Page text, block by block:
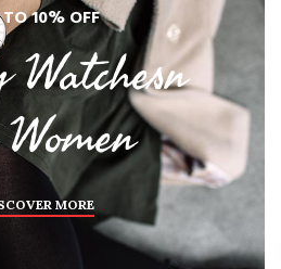
10% OFF
Watchesn
MORE